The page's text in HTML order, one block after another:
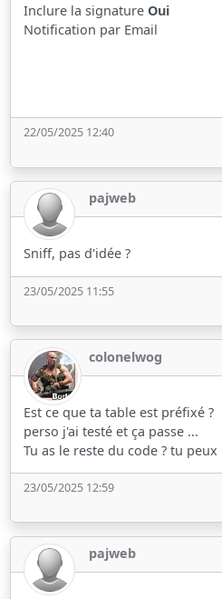
Inclure la signature Oui
Notification par Email
22/05/2025 12:40
pajweb
Sniff, pas d'idée ?
23/05/2025 11:55
colonelwog
Est ce que ta table est préfixé ?
perso j'ai testé et ça passe ...
Tu as le reste du code ? tu peux
23/05/2025 12:59
pajweb